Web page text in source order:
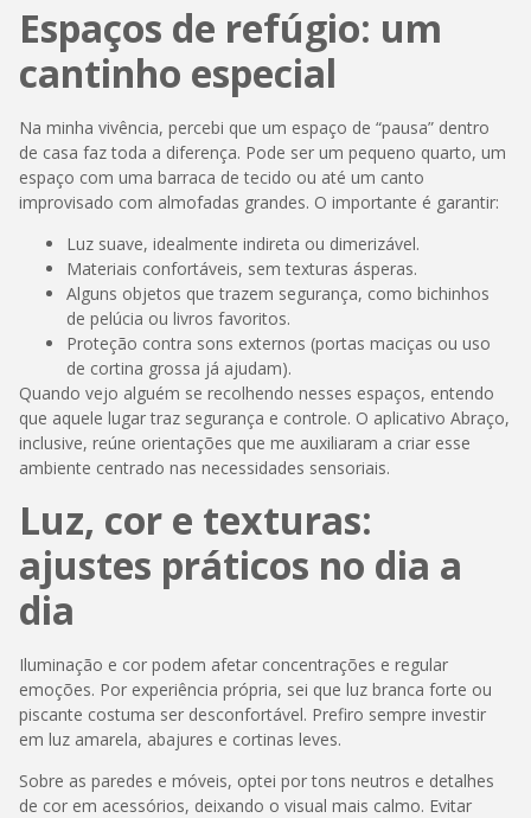
Espaços de refúgio: um
cantinho especial
Na minha vivência, percebi que um espaço de “pausa” dentro
de casa faz toda a diferença. Pode ser um pequeno quarto, um
espaço com uma barraca de tecido ou até um canto
improvisado com almofadas grandes. O importante é garantir:
Luz suave, idealmente indireta ou dimerizável.
Materiais confortáveis, sem texturas ásperas.
Alguns objetos que trazem segurança, como bichinhos
de pelúcia ou livros favoritos.
Proteção contra sons externos (portas maciças ou uso
de cortina grossa já ajudam).
Quando vejo alguém se recolhendo nesses espaços, entendo
que aquele lugar traz segurança e controle. O aplicativo Abraço,
inclusive, reúne orientações que me auxiliaram a criar esse
ambiente centrado nas necessidades sensoriais.
Luz, cor e texturas:
ajustes práticos no dia a
dia
Iluminação e cor podem afetar concentrações e regular
emoções. Por experiência própria, sei que luz branca forte ou
piscante costuma ser desconfortável. Prefiro sempre investir
em luz amarela, abajures e cortinas leves.
Sobre as paredes e móveis, optei por tons neutros e detalhes
de cor em acessórios, deixando o visual mais calmo. Evitar